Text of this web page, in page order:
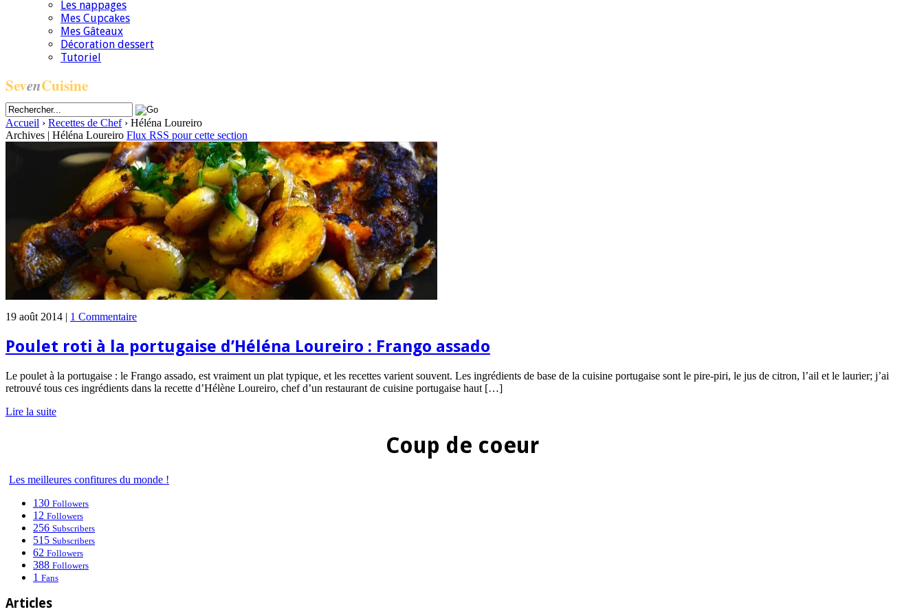
Les nappages
Mes Cupcakes
Mes Gâteaux
Décoration dessert
Tutoriel
SevenCuisine
Accueil › Recettes de Chef › Héléna Loureiro
Archives | Héléna Loureiro Flux RSS pour cette section
19 août 2014 | 1 Commentaire
Poulet roti à la portugaise d’Héléna Loureiro : Frango assado
Le poulet à la portugaise : le Frango assado, est vraiment un plat typique, et les recettes varient souvent. Les ingrédients de base de la cuisine portugaise sont le pire-piri, le jus de citron, l’ail et le laurier; j’ai
retrouvé tous ces ingrédients dans la recette d’Hélène Loureiro, chef d’un restaurant de cuisine portugaise haut […]
Lire la suite
Coup de coeur
Les meilleures confitures du monde !
130 Followers
12 Followers
256 Subscribers
515 Subscribers
62 Followers
388 Followers
1 Fans
Articles